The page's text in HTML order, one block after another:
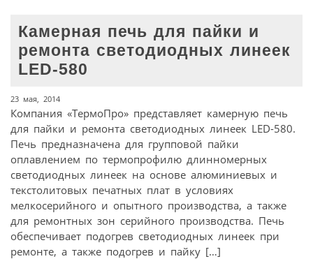
Камерная печь для пайки и
ремонта светодиодных линеек
LED-580
23 мая, 2014
Компания «ТермоПро» представляет камерную печь
для пайки и ремонта светодиодных линеек LED-580.
Печь предназначена для групповой пайки
оплавлением по термопрофилю длинномерных
светодиодных линеек на основе алюминиевых и
текстолитовых печатных плат в условиях
мелкосерийного и опытного производства, а также
для ремонтных зон серийного производства. Печь
обеспечивает подогрев светодиодных линеек при
ремонте, а также подогрев и пайку […]